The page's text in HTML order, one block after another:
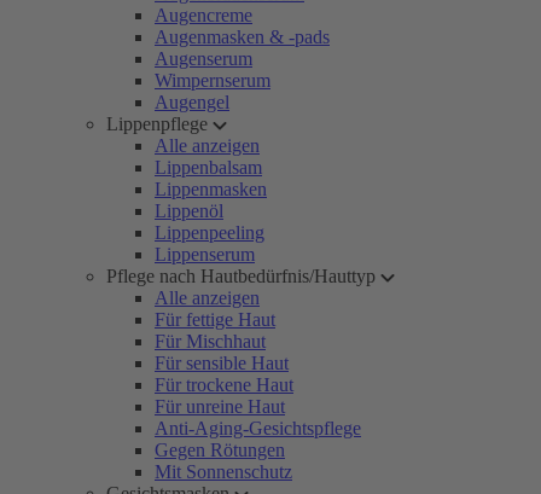
Augencreme
Augenmasken & -pads
Augenserum
Wimpernserum
Augengel
Lippenpflege
Alle anzeigen
Lippenbalsam
Lippenmasken
Lippenöl
Lippenpeeling
Lippenserum
Pflege nach Hautbedürfnis/Hauttyp
Alle anzeigen
Für fettige Haut
Für Mischhaut
Für sensible Haut
Für trockene Haut
Für unreine Haut
Anti-Aging-Gesichtspflege
Gegen Rötungen
Mit Sonnenschutz